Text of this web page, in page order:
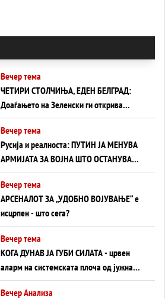
Вечер тема
ЧЕТИРИ СТОЛЧИЊА, ЕДЕН БЕЛГРАД:
Доаѓањето на Зеленски ги открива
тајните на политиката на балансирање
на Вучиќ
Вечер тема
Русија и реалноста: ПУТИН ЈА МЕНУВА
АРМИЈАТА ЗА ВОЈНА ШТО ОСТАНУВА
БЕЗ ФРОНТ
Вечер тема
АРСЕНАЛОТ ЗА „УДОБНО ВОЈУВАЊЕ“ е
исцрпен - што сега?
Вечер тема
КОГА ДУНАВ ЈА ГУБИ СИЛАТА - црвен
аларм на системската плоча од јужна
Германија до Црното Море...
Вечер Анализа